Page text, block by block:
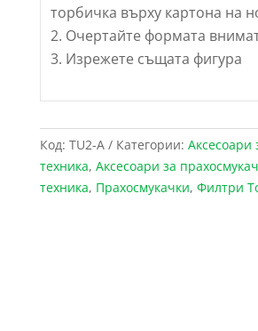
торбичка върху картона на
Очертайте формата
Изрежете същата фигура
Код: TU2-А Категории: Аксесоари
техника, Аксесоари за
техника, Прахосмукачки, Филтри